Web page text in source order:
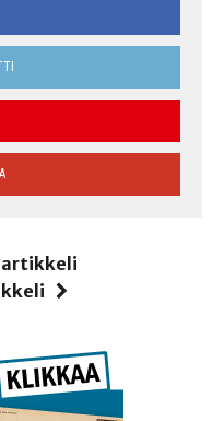
artikkeli